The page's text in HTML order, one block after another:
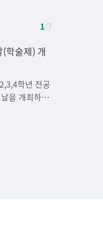
학술제) 개
학년 전공
을 개최하였
업활동 우
학술제) 개
국내 및 해
학술제) 개
위한 예비
수님
학
1/ 7